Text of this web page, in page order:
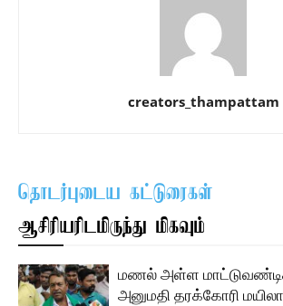
creators_thampattam
தொடர்புடைய கட்டுரைகள்
ஆசிரியரிடமிருந்து மிகவும்
மணல் அள்ள
அனுமதி தரக்கோரி